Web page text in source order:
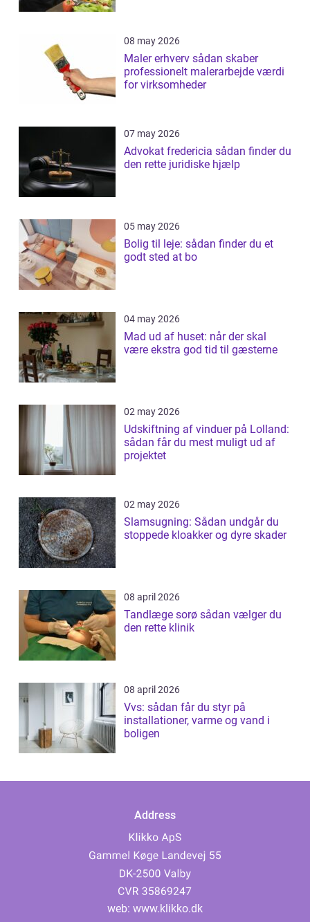
08 may 2026
Maler erhverv sådan skaber
professionelt malerarbejde værdi
for virksomheder
07 may 2026
Advokat fredericia sådan finder du
den rette juridiske hjælp
05 may 2026
Bolig til leje: sådan finder du et
godt sted at bo
04 may 2026
Mad ud af huset: når der skal
være ekstra god tid til gæsterne
02 may 2026
Udskiftning af vinduer på Lolland:
sådan får du mest muligt ud af
projektet
02 may 2026
Slamsugning: Sådan undgår du
stoppede kloakker og dyre skader
08 april 2026
Tandlæge sorø sådan vælger du
den rette klinik
08 april 2026
Vvs: sådan får du styr på
installationer, varme og vand i
boligen
Address
web: www.klikko.dk